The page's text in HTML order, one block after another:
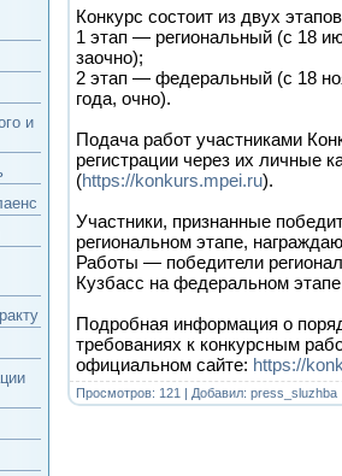
и
Конкурс состоит из двух
1 этап — региональный (с 18
заочно);
2 этап — федеральный (с 18
года, очно).
Подача работ участниками
регистрации через их личные
(https://konkurs.mpei.ru).
Участники, признанные
региональном этапе,
Работы — победители
Кузбасс на федеральном
Подробная информация о
требованиях к конкурсным
официальном сайте: https://
Просмотров: 121 | Добавил: press_sluzhba